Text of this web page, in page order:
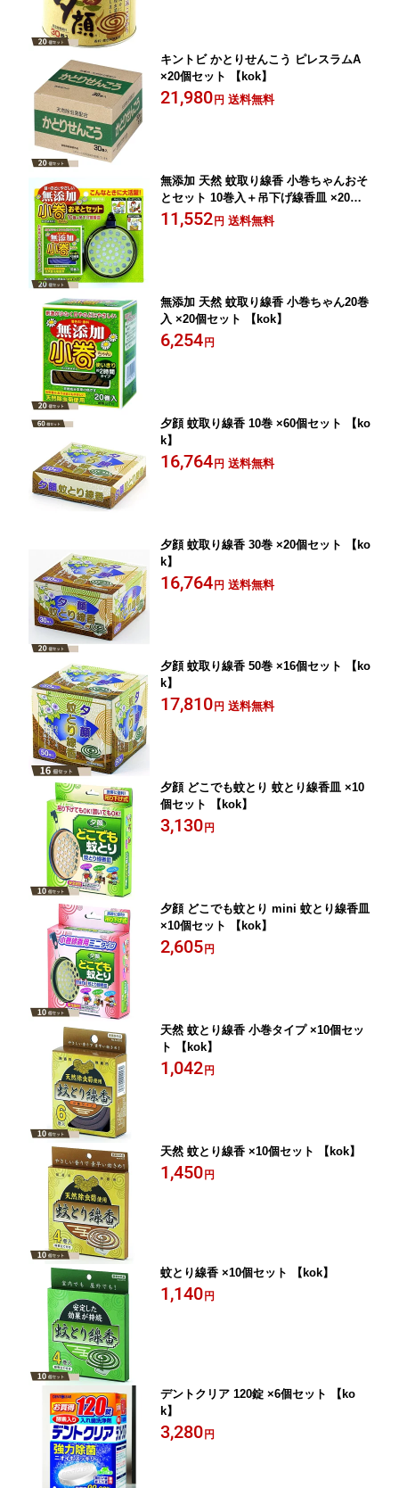
キントビ かとりせんこう ピレスラムA
×20個セット 【kok】
21,980円 送料無料
無添加 天然 蚊取り線香 小巻ちゃんおそ
とセット 10巻入＋吊下げ線香皿 ×20個
セット 【kok】
11,552円 送料無料
無添加 天然 蚊取り線香 小巻ちゃん20巻
入 ×20個セット 【kok】
6,254円
夕顔 蚊取り線香 10巻 ×60個セット 【ko
k】
16,764円 送料無料
夕顔 蚊取り線香 30巻 ×20個セット 【ko
k】
16,764円 送料無料
夕顔 蚊取り線香 50巻 ×16個セット 【ko
k】
17,810円 送料無料
夕顔 どこでも蚊とり 蚊とり線香皿 ×10
個セット 【kok】
3,130円
夕顔 どこでも蚊とり mini 蚊とり線香皿
×10個セット 【kok】
2,605円
天然 蚊とり線香 小巻タイプ ×10個セッ
ト 【kok】
1,042円
天然 蚊とり線香 ×10個セット 【kok】
1,450円
蚊とり線香 ×10個セット 【kok】
1,140円
デントクリア 120錠 ×6個セット 【ko
k】
3,280円